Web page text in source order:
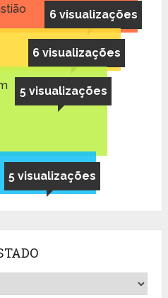
6 visualizações
6 visualizações
5 visualizações
5 visualizações